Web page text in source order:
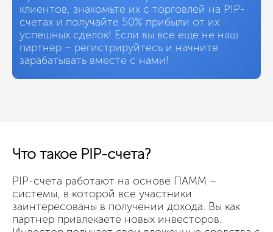
клиентов, знакомьте их с торговлей на PIP-
счетах и получайте 50% прибыли от их
успешных сделок! Если вы все еще не наш
партнер – регистрируйтесь и начните
зарабатывать вместе с нами!
Что такое PIP-счета?
PIP-счета работают на основе ПАММ –
системы, в которой все участники
заинтересованы в получении дохода. Вы как
партнер привлекаете новых инвесторов.